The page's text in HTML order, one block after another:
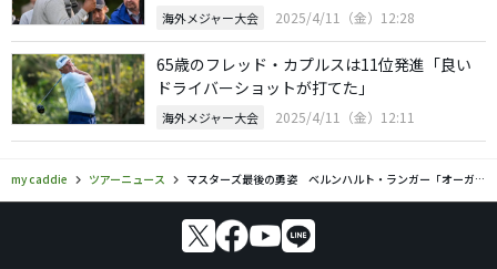
海外メジャー大会 2025/4/11（金）12:28
65歳のフレッド・カプルスは11位発進「良い
ドライバーショットが打てた」
海外メジャー大会 2025/4/11（金）12:11
my caddie ツアーニュース マスターズ最後の勇姿 ベルンハルト・ランガー「オーガスタに恋をした」